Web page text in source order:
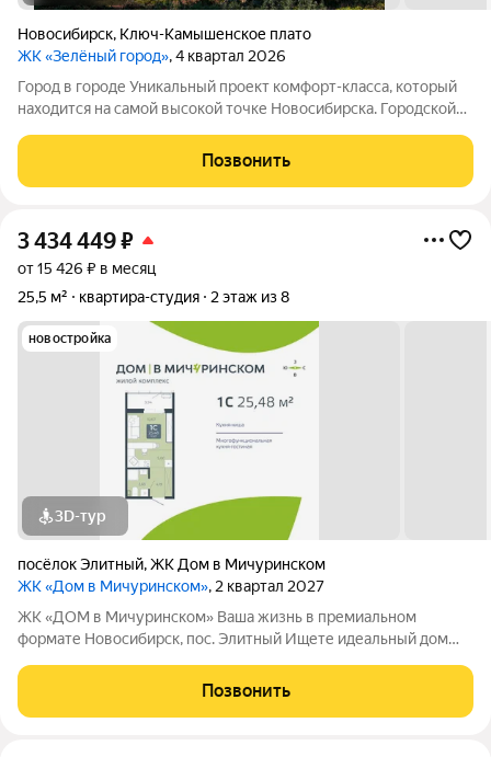
Новосибирск, Ключ-Камышенское плато
ЖК «Зелёный город», 4 квартал 2026
Город в городе Уникальный проект комфорт-класса, который
находится на самой высокой точке Новосибирска. Городской
вытянутой руки и панорамные виды. Концепция
общественных пространств
Позвонить
3 434 449₽
от 15 426 ₽ в месяц
25,5 м²
квартира-студия 2 этаж из 8
новостройка
3D-тур
посёлок Элитный,ЖК Дом в Мичуринском
ЖК «Дом в Мичуринском», 2 квартал 2027
ЖК «ДОМ в Мичуринском» Ваша жизнь в премиальном
формате Новосибирск, пос. Элитный Ищете идеальный дом
Уютный посёлок Элитный. Зелёная, тихая и перспективная
локация с хорошей транспортной
Позвонить